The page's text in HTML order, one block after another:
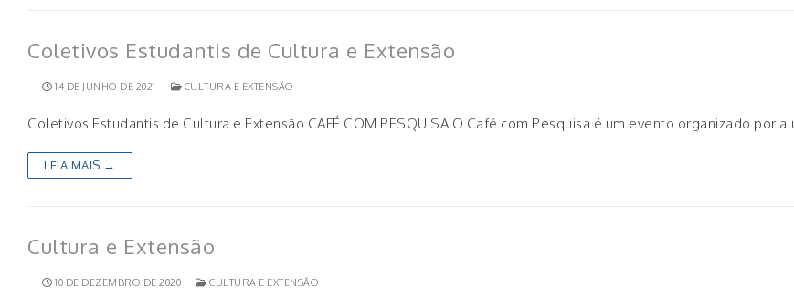
Coletivos Estudantis de Cultura e Extensão
14 DE JUNHO DE 2021 CULTURA E EXTENSÃO
Coletivos Estudantis de Cultura e Extensão CAFÉ COM PESQUISA O Café com Pesquisa é um evento organizado
LEIA MAIS →
Cultura e Extensão
10 DE DEZEMBRO DE 2020 CULTURA E EXTENSÃO